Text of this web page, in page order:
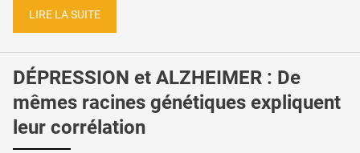
LIRE LA SUITE
DÉPRESSION et ALZHEIMER : De
mêmes racines génétiques expliquent
leur corrélation